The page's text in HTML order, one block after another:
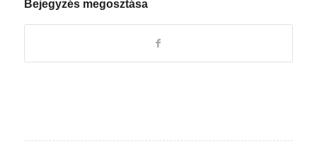
Bejegyzés megosztása